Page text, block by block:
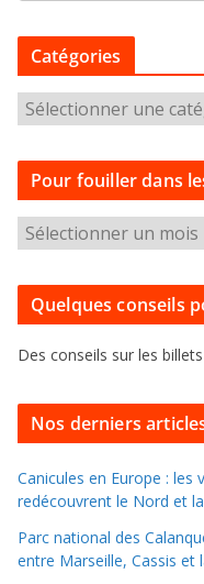
Catégories
a
t
g
e
s
Pour fouiller dans
o
u
o
l
l
e
r
d
Quelques conseils
Des conseils sur les billets
Nos derniers
Canicules en Europe : les
redécouvrent le Nord et
Parc national des
entre Marseille, Cassis et